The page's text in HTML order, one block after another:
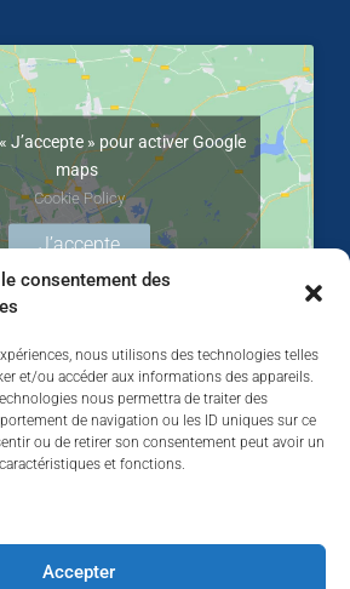
consentement des
nous utilisons des technologies telles
et/ou accéder aux informations des appareils.
nous permettra de traiter des
de navigation ou les ID uniques sur ce
ou de retirer son consentement peut avoir un
et fonctions.
Accepter
J’accepte » pour activer Google
maps
Cookie Policy
J’accepte